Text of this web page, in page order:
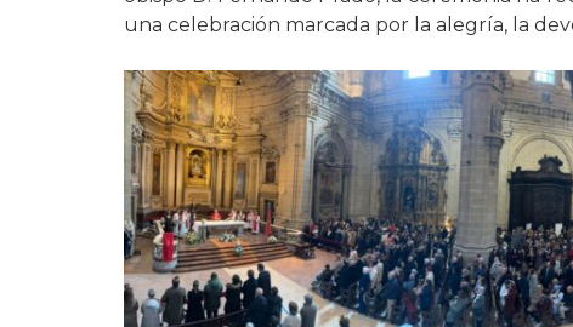
una celebración marcada por la alegría, la